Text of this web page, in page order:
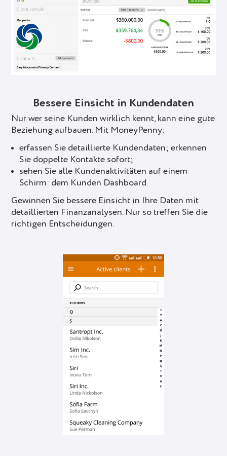
Bessere Einsicht in Kundendaten
Nur wer seine Kunden wirklich kennt, kann eine gute
Beziehung aufbauen. Mit MoneyPenny:
erfassen Sie detaillierte Kundendaten; erkennen
Sie doppelte Kontakte sofort;
sehen Sie alle Kundenaktivitäten auf einem
Schirm: dem Kunden Dashboard.
Gewinnen Sie bessere Einsicht in Ihre Daten mit
detaillierten Finanzanalysen. Nur so treffen Sie die
richtigen Entscheidungen.